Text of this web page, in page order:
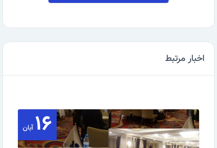
اخبار مرتبط
۱۶ آبان